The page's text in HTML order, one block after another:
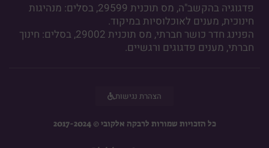
פדגוגיה בהקשב"ה, מס תוכנית 29599, בסלים: מנהיגות
חינוכית, מענים לאוכלוסיות במיקוד.
הפנינג חדר כושר חברתי, מס תוכנית 29002, בסלים: חינוך
חברתי, מענים פדגוגים ורגשיים.
כל הזכויות שמורות לרבקה אלקובי © 2017-2024
הצהרת נגישות